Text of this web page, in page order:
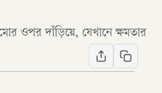
ওপর দাঁড়িয়ে, যেখানে ক্ষমতার